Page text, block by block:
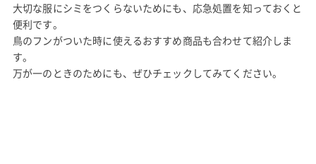
大切な服にシミをつくらないためにも、応急処置を知っておくと
便利です。
鳥のフンがついた時に使えるおすすめ商品も合わせて紹介しま
す。
万が一のときのためにも、ぜひチェックしてみてください。